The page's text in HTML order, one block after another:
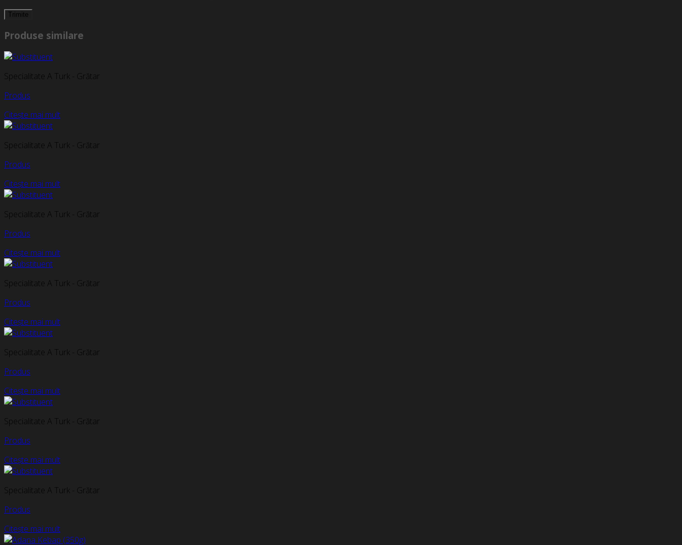
Produse similare
Specialitate A Turk - Grătar
Produs
Citește mai mult
Specialitate A Turk - Grătar
Produs
Citește mai mult
Specialitate A Turk - Grătar
Produs
Citește mai mult
Specialitate A Turk - Grătar
Produs
Citește mai mult
Specialitate A Turk - Grătar
Produs
Citește mai mult
Specialitate A Turk - Grătar
Produs
Citește mai mult
Specialitate A Turk - Grătar
Produs
Citește mai mult